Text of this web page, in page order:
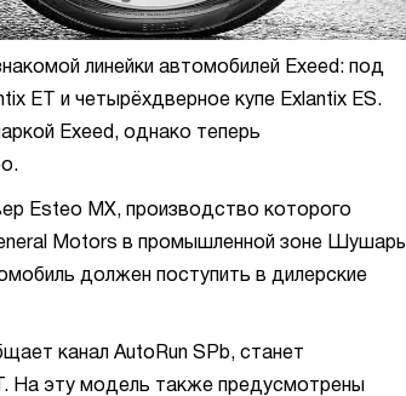
линейки автомобилей Exeed: под
ET и четырёхдверное купе Exlantix ES.
Exeed, однако теперь
Esteo MX, производство которого
Motors в промышленной зоне Шушары
должен поступить в дилерские
канал AutoRun SPb, станет
На эту модель также предусмотрены